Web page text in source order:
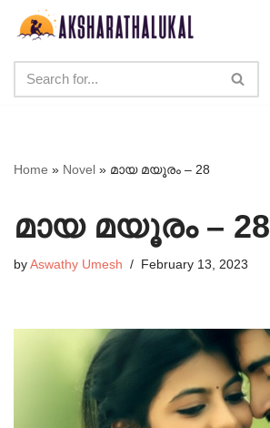
content
Home » Novel » മായ മയൂരം – 28
മായ മയൂരം – 28
by Aswathy Umesh February 13, 2023